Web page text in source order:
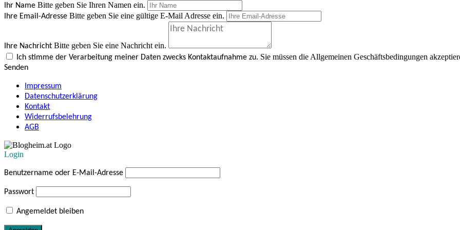
Ihr Name Bitte geben Sie Ihren Namen ein.
Ihre Email-Adresse Bitte geben Sie eine gültige E-Mail Adresse ein.
Ihre Nachricht Bitte geben Sie eine Nachricht ein.
Ich stimme der Verarbeitung meiner Daten zwecks Kontaktaufnahme zu. Sie müssen die Allgemeinen Geschäftsbedingungen
Senden
Impressum
Datenschutzerklärung
Kontakt
Widerrufsbelehrung
AGB
Login
Benutzername oder E-Mail-Adresse
Passwort
Angemeldet bleiben